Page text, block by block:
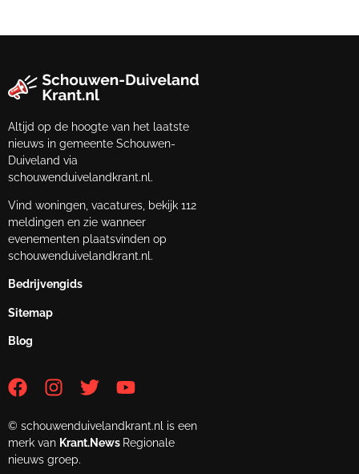
Altijd op de hoogte van het laatste
nieuws in gemeente Schouwen-
Duiveland via
schouwenduivelandkrant.nl.
Vind woningen, vacatures, bekijk 112
meldingen en zie wanneer
evenementen plaatsvinden op
schouwenduivelandkrant.nl.
Bedrijvengids
Sitemap
Blog
© schouwenduivelandkrant.nl is een
merk van Krant.News Regionale
nieuws groep.